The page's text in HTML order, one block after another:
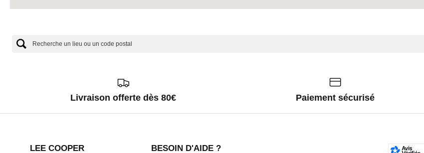
Livraison offerte dès 80€ Paiement sécurisé
LEE COOPER BESOIN D'AIDE ?